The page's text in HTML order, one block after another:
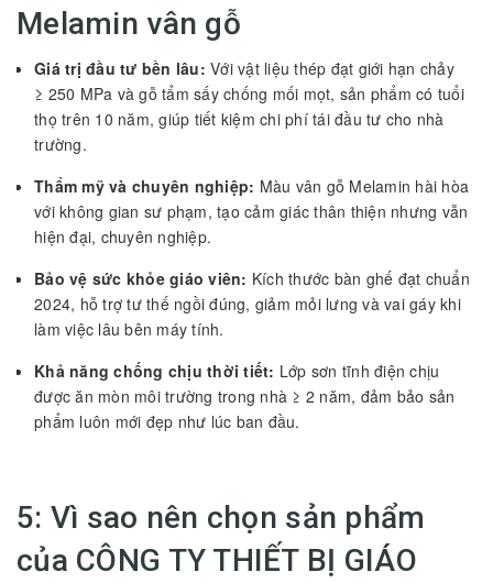
Melamin vân gỗ
Giá trị đầu tư bền lâu: Với vật liệu thép đạt giới hạn chảy
≥ 250 MPa và gỗ tẩm sấy chống mối mọt, sản phẩm có tuổi
thọ trên 10 năm, giúp tiết kiệm chi phí tái đầu tư cho nhà
trường.
Thẩm mỹ và chuyên nghiệp: Màu vân gỗ Melamin hài hòa
với không gian sư phạm, tạo cảm giác thân thiện nhưng vẫn
hiện đại, chuyên nghiệp.
Bảo vệ sức khỏe giáo viên: Kích thước bàn ghế đạt chuẩn
2024, hỗ trợ tư thế ngồi đúng, giảm mỏi lưng và vai gáy khi
làm việc lâu bên máy tính.
Khả năng chống chịu thời tiết: Lớp sơn tĩnh điện chịu
được ăn mòn môi trường trong nhà ≥ 2 năm, đảm bảo sản
phẩm luôn mới đẹp như lúc ban đầu.
5: Vì sao nên chọn sản phẩm
của CÔNG TY THIẾT BỊ GIÁO